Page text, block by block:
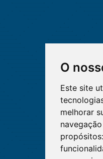
O
Este site
melhorar
propósitos: